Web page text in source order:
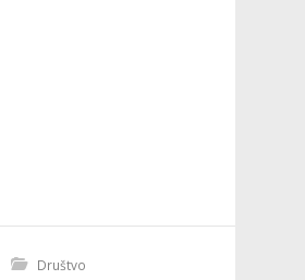
Društvo